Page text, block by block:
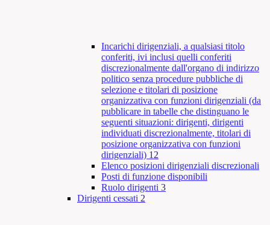
Incarichi dirigenziali, a qualsiasi titolo
conferiti, ivi inclusi quelli conferiti
discrezionalmente dall'organo di indirizzo
politico senza procedure pubbliche di
selezione e titolari di posizione
organizzativa con funzioni dirigenziali (da
pubblicare in tabelle che distinguano le
seguenti situazioni: dirigenti, dirigenti
individuati discrezionalmente, titolari di
posizione organizzativa con funzioni
dirigenziali) 12
Elenco posizioni dirigenziali discrezionali
Posti di funzione disponibili
Ruolo dirigenti 3
Dirigenti cessati 2